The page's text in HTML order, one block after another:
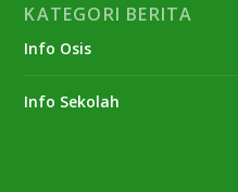
KATEGORI BERITA
Info Osis
Info Sekolah